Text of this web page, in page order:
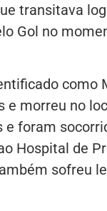
transitava
Gol no
como
morreu no
foram
Hospital de
sofreu